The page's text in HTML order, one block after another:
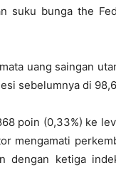
suku bunga the
uang saingan
sebelumnya di
poin (0,33%) ke
mengamati
ketiga